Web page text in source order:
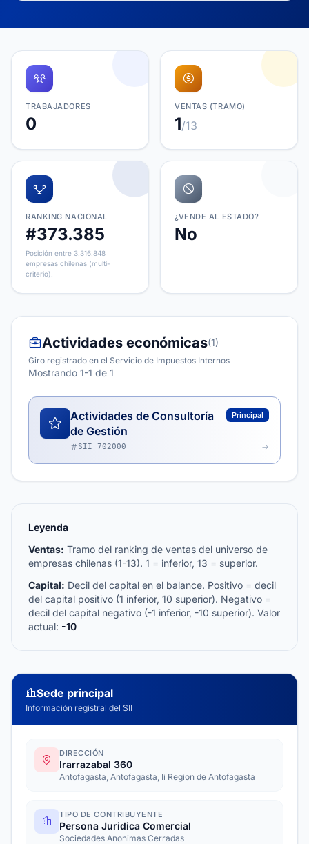
TRABAJADORES
0
VENTAS (TRAMO)
1/13
RANKING NACIONAL
#373.385
Posición entre 3.316.848
empresas chilenas (multi-
criterio).
¿VENDE AL ESTADO?
No
Actividades económicas(1)
Giro registrado en el Servicio de Impuestos Internos
Mostrando 1-1 de 1
Actividades de Consultoría
de Gestión
Principal
SII 702000
Leyenda
Ventas: Tramo del ranking de ventas del universo de
empresas chilenas (1-13). 1 = inferior, 13 = superior.
Capital: Decil del capital en el balance. Positivo = decil
del capital positivo (1 inferior, 10 superior). Negativo =
decil del capital negativo (-1 inferior, -10 superior). Valor
actual: -10
Sede principal
Información registral del SII
DIRECCIÓN
Irarrazabal 360
Antofagasta, Antofagasta, Ii Region de Antofagasta
TIPO DE CONTRIBUYENTE
Persona Juridica Comercial
Sociedades Anonimas Cerradas